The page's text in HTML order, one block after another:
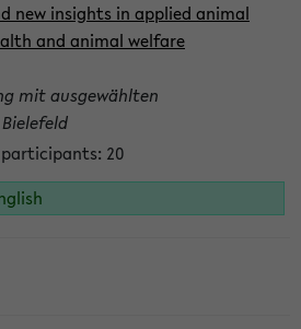
new insights in applied animal
and animal welfare
mit ausgewählten
20